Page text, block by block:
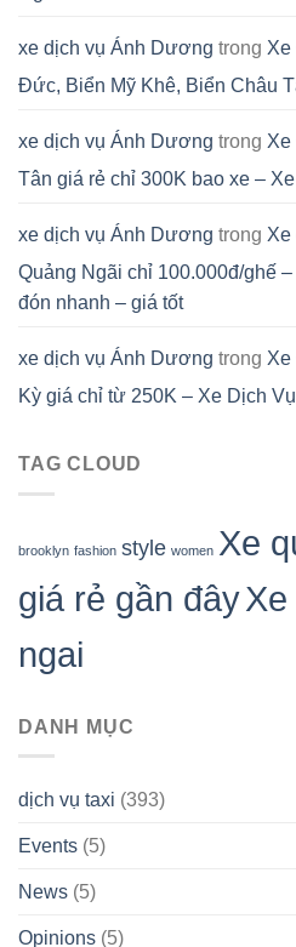
xe dịch vụ Ánh Dương trong Xe
Đức, Biển Mỹ Khê, Biển Châu
xe dịch vụ Ánh Dương trong Xe
Tân giá rẻ chỉ 300K bao xe –
xe dịch vụ Ánh Dương trong Xe
Quảng Ngãi chỉ 100.000đ/ghế
đón nhanh – giá tốt
xe dịch vụ Ánh Dương trong Xe
Kỳ giá chỉ từ 250K – Xe Dịch
TAG CLOUD
brooklyn fashion style women Xe
giá rẻ gần đây
ngai
DANH MỤC
dịch vụ taxi (393)
Events (5)
News (5)
Opinions (5)